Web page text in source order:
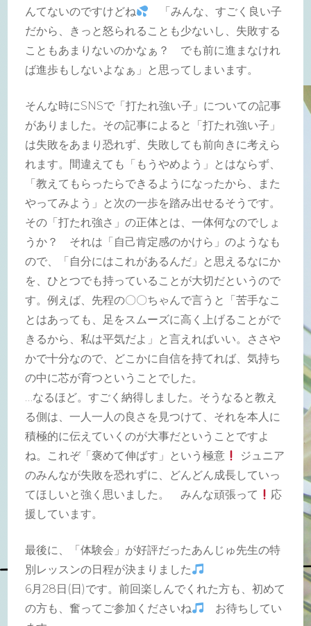
んてないのですけどね
「みんな、すごく良い子
だから、きっと怒られることも少ないし、失敗する
こともあまりないのかなぁ？ でも前に進まなけれ
ば進歩もしないよなぁ」と思ってしまいます。
そんな時にSNSで「打たれ強い子」についての記事
がありました。その記事によると「打たれ強い子」
は失敗をあまり恐れず、失敗しても前向きに考えら
れます。間違えても「もうやめよう」とはならず、
「教えてもらったらできるようになったから、また
やってみよう」と次の一歩を踏み出せるそうです。
その「打たれ強さ」の正体とは、一体何なのでしょ
うか？ それは「自己肯定感のかけら」のようなも
ので、「自分にはこれがあるんだ」と思えるなにか
を、ひとつでも持っていることが大切だというので
す。例えば、先程の〇〇ちゃんで言うと「苦手なこ
とはあっても、足をスムーズに高く上げることがで
きるから、私は平気だよ」と言えればいい。ささや
かで十分なので、どこかに自信を持てれば、気持ち
の中に芯が育つということでした。
…なるほど。すごく納得しました。そうなると教え
る側は、一人一人の良さを見つけて、それを本人に
積極的に伝えていくのが大事だということですよ
ね。これぞ「褒めて伸ばす」という極意
ジュニア
のみんなが失敗を恐れずに、どんどん成長していっ
てほしいと強く思いました。 みんな頑張って
応
援しています。
最後に、「体験会」が好評だったあんじゅ先生の特
別レッスンの日程が決まりました
6月28日(日)です。前回楽しんでくれた方も、初めて
の方も、奮ってご参加くださいね
お待ちしてい